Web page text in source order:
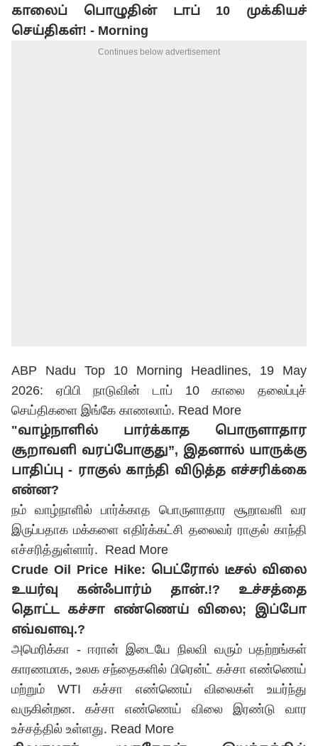
காலைப் பொழுதின் டாப் 10 முக்கியச்
செய்திகள்! - Morning
Continues below advertisement
ABP Nadu Top 10 Morning Headlines, 19 May
2026: ஏபிபி நாடுவின் டாப் 10 காலை தலைப்புச்
செய்திகளை இங்கே காணலாம். Read More
"வாழ்நாளில் பார்க்காத பொருளாதார
சூறாவளி வரப்போகுது”, இதனால் யாருக்கு
பாதிப்பு - ராகுல் காந்தி விடுத்த எச்சரிக்கை
என்ன?
நம் வாழ்நாளில் பார்க்காத பொருளாதார சூறாவளி வர
இருப்பதாக மக்களை எதிர்க்கட்சி தலைவர் ராகுல் காந்தி
எச்சரித்துள்ளார். Read More
Crude Oil Price Hike: பெட்ரோல் டீசல் விலை
உயர்வு கன்ஃபார்ம் தான்.!? உச்சத்தை
தொட்ட கச்சா எண்ணெய் விலை; இப்போ
எவ்வளவு.?
அமெரிக்கா - ஈரான் இடையே நிலவி வரும் பதற்றங்கள்
காரணமாக, உலக சந்தைகளில் பிரென்ட் கச்சா எண்ணெய்
மற்றும் WTI கச்சா எண்ணெய் விலைகள் உயர்ந்து
வருகின்றன. கச்சா எண்ணெய் விலை இரண்டு வார
உச்சத்தில் உள்ளது. Read More